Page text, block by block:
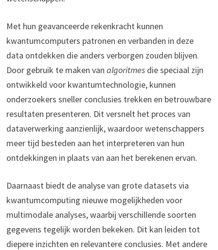
Met hun geavanceerde rekenkracht kunnen
kwantumcomputers patronen en verbanden in deze
data ontdekken die anders verborgen zouden blijven.
Door gebruik te maken van algoritmesdie speciaal zijn
ontwikkeld voor kwantumtechnologie, kunnen
onderzoekers sneller conclusies trekken en betrouwbare
resultaten presenteren. Dit versnelt het proces van
dataverwerking aanzienlijk, waardoor wetenschappers
meer tijd besteden aan het interpreteren van hun
ontdekkingen in plaats van aan het berekenen ervan.
Daarnaast biedt de analyse van grote datasets via
kwantumcomputing nieuwe mogelijkheden voor
multimodale analyses, waarbij verschillende soorten
gegevens tegelijk worden bekeken. Dit kan leiden tot
diepere inzichten en relevantere conclusies. Met andere